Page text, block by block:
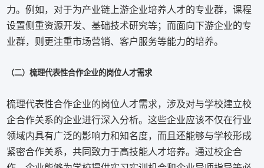
力。例如，对于为产业链上游企业培养人才的专业群，课程
设置侧重资源开发、基础技术研究等；而面向下游企业的专
业群，则更注重市场营销、客户服务等能力的培养。
（二）梳理代表性合作企业的岗位人才需求
梳理代表性合作企业的岗位人才需求，涉及对与学校建立校
企合作关系的企业进行深入分析。这些企业应该不仅在行业
领域内具有广泛的影响力和知名度，而且还能够与学校形成
紧密合作关系，共同致力于高技能人才培养。通过校企合